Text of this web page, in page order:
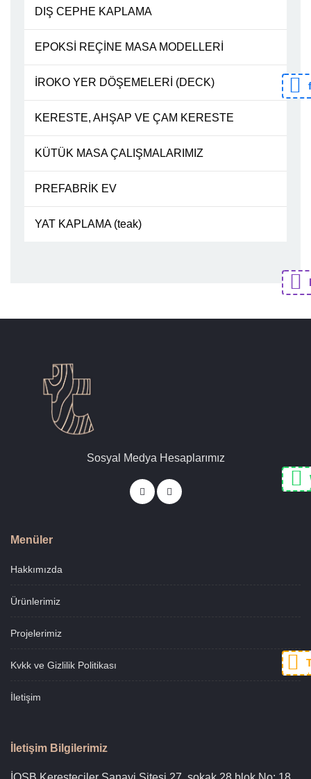
DIŞ CEPHE KAPLAMA
EPOKSİ REÇİNE MASA MODELLERİ
İROKO YER DÖŞEMELERİ (DECK)
KERESTE, AHŞAP VE ÇAM KERESTE
KÜTÜK MASA ÇALIŞMALARIMIZ
PREFABRİK EV
YAT KAPLAMA (teak)
Sosyal Medya Hesaplarımız
Menüler
Hakkımızda
Ürünlerimiz
Projelerimiz
Kvkk ve Gizlilik Politikası
İletişim
İletişim Bilgilerimiz